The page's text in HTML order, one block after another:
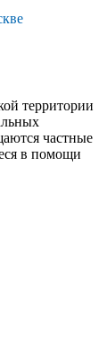
территории
частные
в помощи